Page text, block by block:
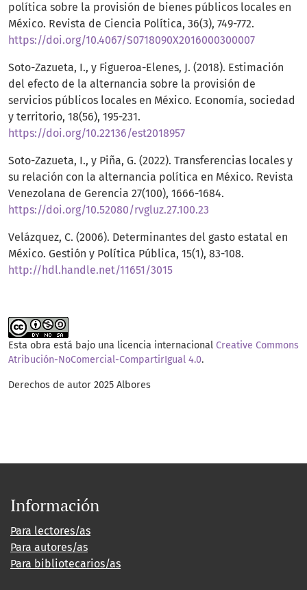
política sobre la provisión de bienes públicos locales en
México. Revista de Ciencia Política, 36(3), 749-772.
https://doi.org/10.4067/S0718090X2016000300007
Soto-Zazueta, I., y Figueroa-Elenes, J. (2018). Estimación
del efecto de la alternancia sobre la provisión de
servicios públicos locales en México. Economía, sociedad
y territorio, 18(56), 195-231.
https://doi.org/10.22136/est2018957
Soto-Zazueta, I., y Piña, G. (2022). Transferencias locales y
su relación con la alternancia política en México. Revista
Venezolana de Gerencia 27(100), 1666-1684.
https://doi.org/10.52080/rvgluz.27.100.23
Velázquez, C. (2006). Determinantes del gasto estatal en
México. Gestión y Política Pública, 15(1), 83-108.
http://hdl.handle.net/11651/3015
Esta obra está bajo una licencia internacional Creative Commons
Atribución-NoComercial-CompartirIgual 4.0.
Derechos de autor 2025 Albores
Información
Para lectores/as
Para autores/as
Para bibliotecarios/as